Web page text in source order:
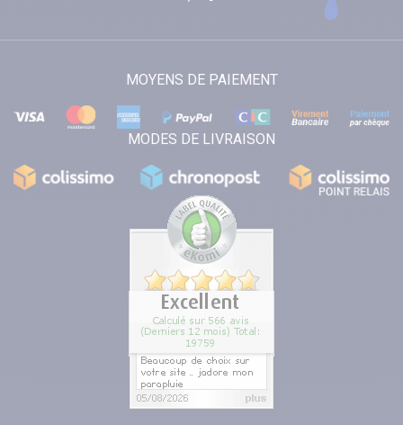
MOYENS DE PAIEMENT
MODES DE LIVRAISON